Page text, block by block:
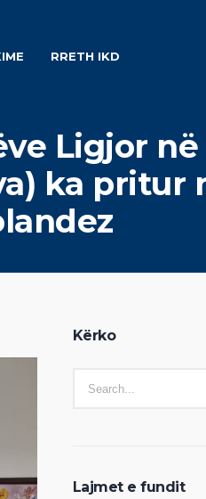
RRETH IKD
Ligjor në
ka pritur
Kërko
Lajmet e fundit